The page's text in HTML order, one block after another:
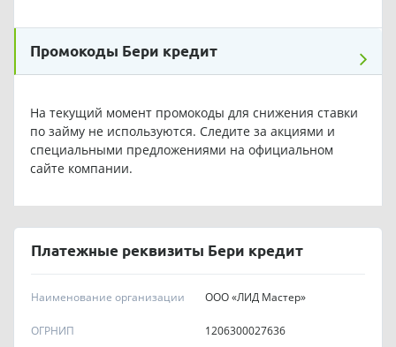
Промокоды Бери кредит
На текущий момент промокоды для снижения ставки
по займу не используются. Следите за акциями и
специальными предложениями на официальном
сайте компании.
Платежные реквизиты Бери кредит
Наименование организации ООО «ЛИД Мастер»
OГPHИП 1206300027636